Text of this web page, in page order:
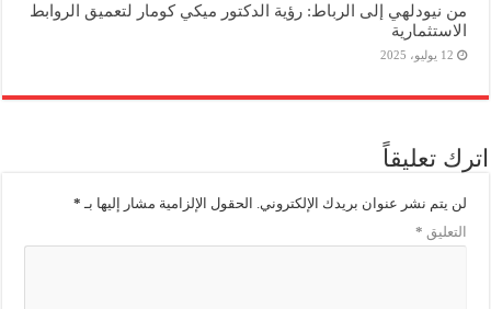
من نيودلهي إلى الرباط: رؤية الدكتور ميكي كومار لتعميق الروابط
الاستثمارية
12 يوليو، 2025
اترك تعليقاً
لن يتم نشر عنوان بريدك الإلكتروني. الحقول الإلزامية مشار إليها بـ *
التعليق *